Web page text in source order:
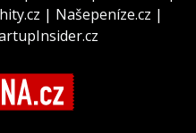
| Našepeníze.cz |